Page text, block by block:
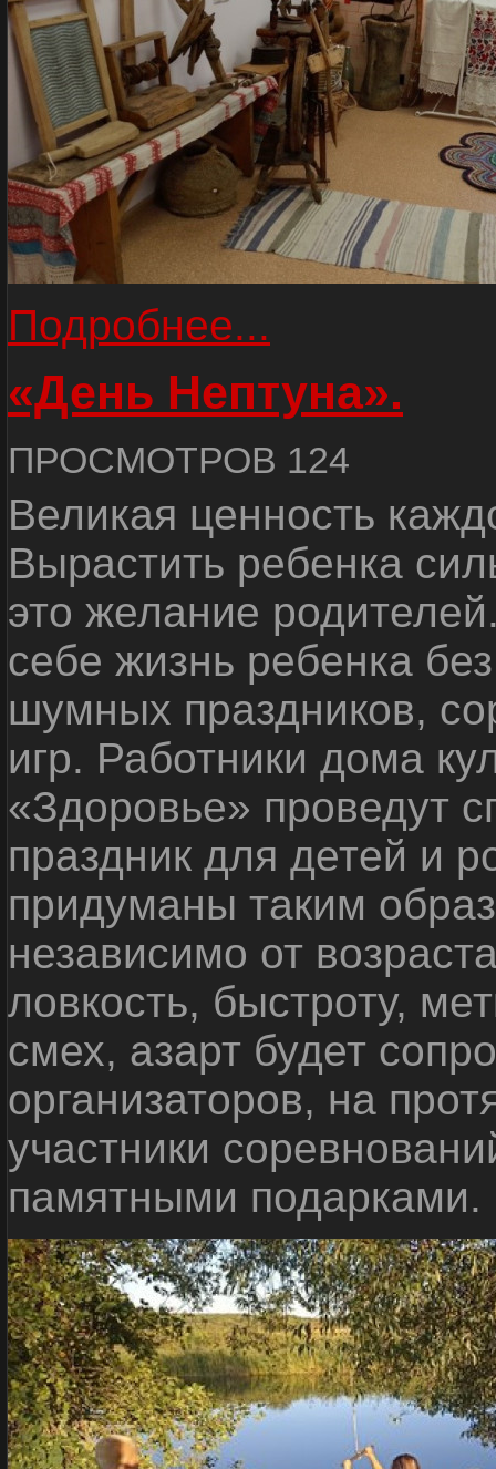
Подробнее...
«День Нептуна».
ПРОСМОТРОВ 124
Великая ценность
Вырастить ребенка
это желание
себе жизнь ребенка
шумных праздников,
игр. Работники дома
«Здоровье» проведут
праздник для детей и
придуманы таким
независимо от
ловкость, быстроту,
смех, азарт будет
организаторов, на
участники
памятными подарками.